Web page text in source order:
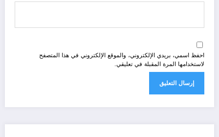
احفظ اسمي، بريدي الإلكتروني، والموقع الإلكتروني في هذا المتصفح
لاستخدامها المرة المقبلة في تعليقي.